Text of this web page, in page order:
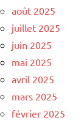
août 2025
juillet 2025
juin 2025
mai 2025
avril 2025
mars 2025
février 2025